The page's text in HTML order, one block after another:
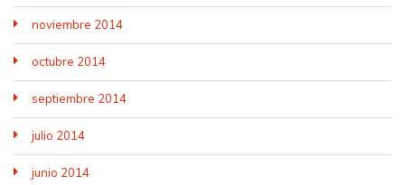
noviembre 2014
octubre 2014
septiembre 2014
julio 2014
junio 2014